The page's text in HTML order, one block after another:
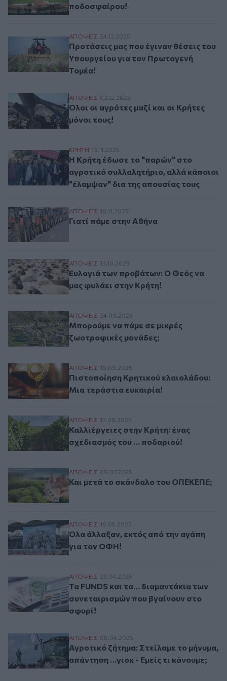
ποδοσφαίρου!
Προτάσεις μας που έγιναν θέσεις του
ΑΠΟΨΕΙΣ 24.12.2025
Προτάσεις μας που έγιναν θέσεις του
Υπουργείου για τον Πρωτογενή
Τομέα!
Όλοι οι αγρότες μαζί και οι Κρήτες μόνοι
ΑΠΟΨΕΙΣ 02.12.2025
Όλοι οι αγρότες μαζί και οι Κρήτες
μόνοι τους!
Η Κρήτη έδωσε το "παρών" στο αγροτικό
ΚΡΗΤΗ 13.11.2025
Η Κρήτη έδωσε το "παρών" στο
αγροτικό συλλαλητήριο, αλλά κάποιοι
"έλαμψαν" δια της απουσίας τους
Γιατί πάμε στην Αθήνα
ΑΠΟΨΕΙΣ 10.11.2025
Γιατί πάμε στην Αθήνα
Ευλογιά των προβάτων: Ο Θεός να μας
ΑΠΟΨΕΙΣ 13.10.2025
Ευλογιά των προβάτων: Ο Θεός να
μας φυλάει στην Κρήτη!
Μπορούμε να πάμε σε μικρές
ΑΠΟΨΕΙΣ 24.09.2025
Μπορούμε να πάμε σε μικρές
ζωοτροφικές μονάδες;
Πιστοποίηση Κρητικού ελαιολάδου: Μια
ΑΠΟΨΕΙΣ 16.09.2025
Πιστοποίηση Κρητικού ελαιολάδου:
Μια τεράστια ευκαιρία!
Καλλιέργειες στην Κρήτη: ένας
ΑΠΟΨΕΙΣ 12.08.2025
Καλλιέργειες στην Κρήτη: ένας
σχεδιασμός του … ποδαριού!
Και μετά το σκάνδαλο του ΟΠΕΚΕΠΕ;
ΑΠΟΨΕΙΣ 09.07.2025
Και μετά το σκάνδαλο του ΟΠΕΚΕΠΕ;
Όλα άλλαξαν, εκτός από την αγάπη για
ΑΠΟΨΕΙΣ 16.05.2025
Όλα άλλαξαν, εκτός από την αγάπη
για τον ΟΦΗ!
Τα FUNDS και τα… διαμαντάκια των
ΑΠΟΨΕΙΣ 23.04.2025
Τα FUNDS και τα… διαμαντάκια των
συνεταιρισμών που βγαίνουν στο
σφυρί!
Αγροτικό ζήτημα: Στείλαμε το μήνυμα,
ΑΠΟΨΕΙΣ 08.04.2025
Αγροτικό ζήτημα: Στείλαμε το μήνυμα,
απάντηση …γιοκ - Εμείς τι κάνουμε;